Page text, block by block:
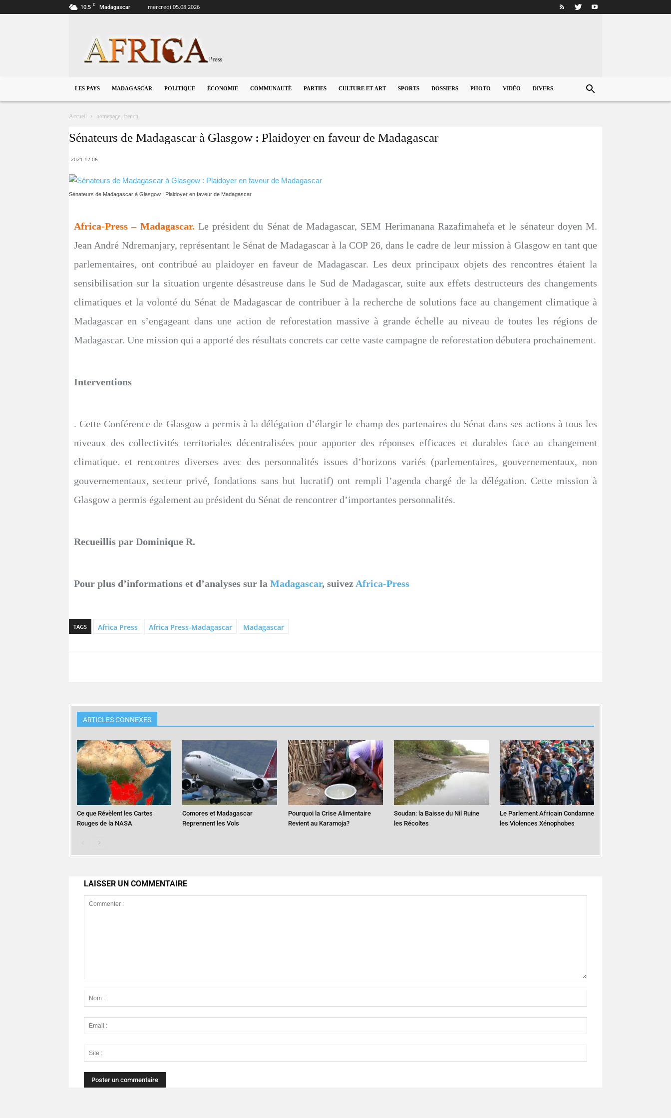
10.5 C Madagascar mercredi 05.08.2026
LES PAYS MADAGASCAR POLITIQUE ÉCONOMIE COMMUNAUTÉ PARTIES CULTURE ET ART SPORTS DOSSIERS PHOTO VIDÉO DIVERS
Accueil homepage-french
Sénateurs de Madagascar à Glasgow : Plaidoyer en faveur de Madagascar
2021-12-06
Sénateurs de Madagascar à Glasgow : Plaidoyer en faveur de Madagascar
Africa-Press – Madagascar. Le président du Sénat de Madagascar, SEM Herimanana Razafimahefa et le sénateur doyen M.
Jean André Ndremanjary, représentant le Sénat de Madagascar à la COP 26, dans le cadre de leur mission à Glasgow en tant que
parlementaires, ont contribué au plaidoyer en faveur de Madagascar. Les deux principaux objets des rencontres étaient la
sensibilisation sur la situation urgente désastreuse dans le Sud de Madagascar, suite aux effets destructeurs des changements
climatiques et la volonté du Sénat de Madagascar de contribuer à la recherche de solutions face au changement climatique à
Madagascar en s’engageant dans une action de reforestation massive à grande échelle au niveau de toutes les régions de
Madagascar. Une mission qui a apporté des résultats concrets car cette vaste campagne de reforestation débutera prochainement.
Interventions
. Cette Conférence de Glasgow a permis à la délégation d’élargir le champ des partenaires du Sénat dans ses actions à tous les
niveaux des collectivités territoriales décentralisées pour apporter des réponses efficaces et durables face au changement
climatique. et rencontres diverses avec des personnalités issues d’horizons variés (parlementaires, gouvernementaux, non
gouvernementaux, secteur privé, fondations sans but lucratif) ont rempli l’agenda chargé de la délégation. Cette mission à
Glasgow a permis également au président du Sénat de rencontrer d’importantes personnalités.
Recueillis par Dominique R.
Pour plus d’informations et d’analyses sur la Madagascar, suivez Africa-Press
TAGS Africa Press Africa Press-Madagascar Madagascar
ARTICLES CONNEXES
Ce que Révèlent les Cartes
Rouges de la NASA
Comores et Madagascar
Reprennent les Vols
Pourquoi la Crise Alimentaire
Revient au Karamoja?
Soudan: la Baisse du Nil Ruine
les Récoltes
Le Parlement Africain Condamne
les Violences Xénophobes
LAISSER UN COMMENTAIRE